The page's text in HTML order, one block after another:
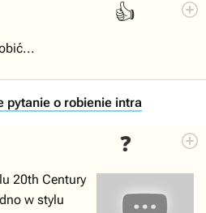
👍
pytanie o robienie intra
❓
20th Century
w stylu